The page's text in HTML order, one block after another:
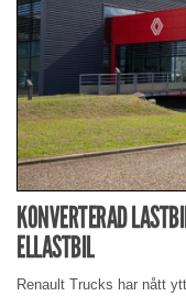
KONVERTERAD
ELLASTBIL
Renault Trucks har nått